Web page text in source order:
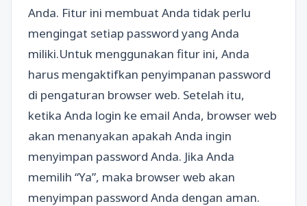
Anda. Fitur ini membuat Anda tidak perlu
mengingat setiap password yang Anda
miliki.Untuk menggunakan fitur ini, Anda
harus mengaktifkan penyimpanan password
di pengaturan browser web. Setelah itu,
ketika Anda login ke email Anda, browser web
akan menanyakan apakah Anda ingin
menyimpan password Anda. Jika Anda
memilih “Ya”, maka browser web akan
menyimpan password Anda dengan aman.